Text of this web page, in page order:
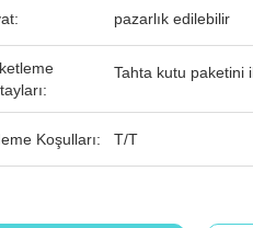
pazarlık edilebilir
Tahta kutu paketini
Koşulları: T/T